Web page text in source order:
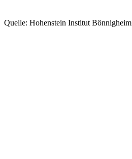
Quelle: Hohenstein Institut Bönnigheim